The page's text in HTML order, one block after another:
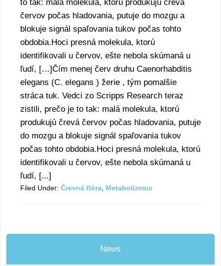
to tak: malá molekula, ktorú produkujú črevá
červov počas hladovania, putuje do mozgu a
blokuje signál spaľovania tukov počas tohto
obdobia.Hoci presná molekula, ktorú
identifikovali u červov, ešte nebola skúmaná u
ľudí, […]Čím menej červ druhu Caenorhabditis
elegans (C. elegans ) žerie , tým pomalšie
stráca tuk. Vedci zo Scripps Research teraz
zistili, prečo je to tak: malá molekula, ktorú
produkujú črevá červov počas hladovania, putuje
do mozgu a blokuje signál spaľovania tukov
počas tohto obdobia.Hoci presná molekula, ktorú
identifikovali u červov, ešte nebola skúmaná u
ľudí, [...]
Filed Under: Črevná flóra Metabolizmus
News